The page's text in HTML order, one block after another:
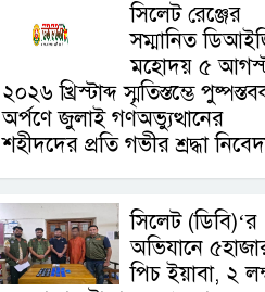
সিলেট রেঞ্জের
সম্মানিত
মহোদয় ৫
২০২৬ খ্রিস্টাব্দ স্মৃতিস্তম্ভে
অর্পণে জুলাই গণঅভ্যুত্থানের
শহীদদের প্রতি গভীর শ্রদ্ধা
সিলেট (ডিবি)‘র
অভিযানে
পিচ ইয়াবা, ২